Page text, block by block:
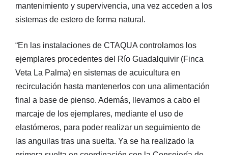
mantenimiento y supervivencia, una vez acceden a los
sistemas de estero de forma natural.
“En las instalaciones de CTAQUA controlamos los
ejemplares procedentes del Río Guadalquivir (Finca
Veta La Palma) en sistemas de acuicultura en
recirculación hasta mantenerlos con una alimentación
final a base de pienso. Además, llevamos a cabo el
marcaje de los ejemplares, mediante el uso de
elastómeros, para poder realizar un seguimiento de
las anguilas tras una suelta. Ya se ha realizado la